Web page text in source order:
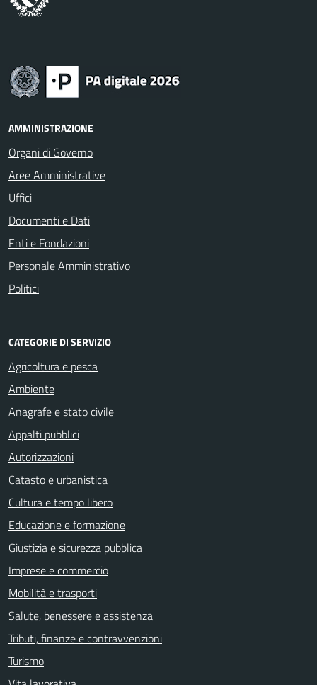
AMMINISTRAZIONE
Organi di Governo
Aree Amministrative
Uffici
Documenti e Dati
Enti e Fondazioni
Personale Amministrativo
Politici
CATEGORIE DI SERVIZIO
Agricoltura e pesca
Ambiente
Anagrafe e stato civile
Appalti pubblici
Autorizzazioni
Catasto e urbanistica
Cultura e tempo libero
Educazione e formazione
Giustizia e sicurezza pubblica
Imprese e commercio
Mobilità e trasporti
Salute, benessere e assistenza
Tributi, finanze e contravvenzioni
Turismo